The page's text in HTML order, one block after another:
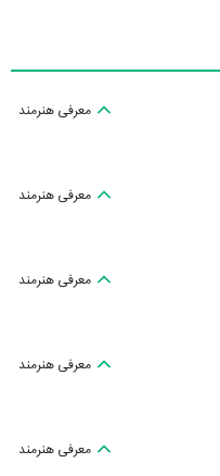
معرفی هنرمند
معرفی هنرمند
معرفی هنرمند
معرفی هنرمند
معرفی هنرمند